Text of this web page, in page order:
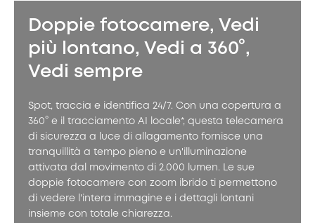
Doppie fotocamere, Vedi
più lontano, Vedi a 360°,
Vedi sempre
Spot, traccia e identifica 24/7. Con una copertura a
360° e il tracciamento AI locale*, questa telecamera
di sicurezza a luce di allagamento fornisce una
tranquillità a tempo pieno e un'illuminazione
attivata dal movimento di 2.000 lumen. Le sue
doppie fotocamere con zoom ibrido ti permettono
di vedere l'intera immagine e i dettagli lontani
insieme con totale chiarezza.